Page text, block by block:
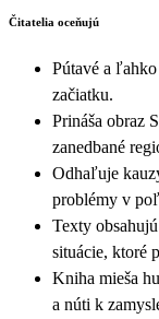
Čitatelia oceňujú
Pútavé a
začiatku.
Prináša obraz
zanedbané
Odhaľuje
problémy v
Texty
situácie, ktoré
Kniha mieša
a núti k